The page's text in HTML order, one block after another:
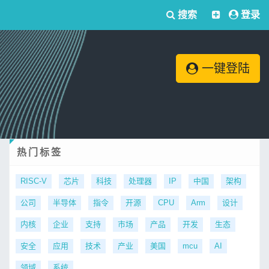
搜索 登录
一键登陆
热门标签
RISC-V 芯片 科技 处理器 IP 中国 架构
公司 半导体 指令 开源 CPU Arm 设计
内核 企业 支持 市场 产品 开发 生态
安全 应用 技术 产业 美国 mcu AI